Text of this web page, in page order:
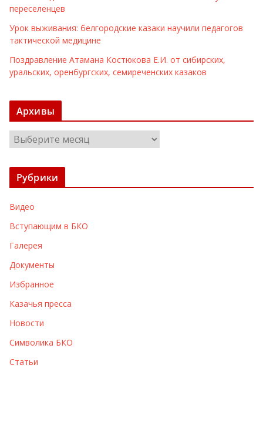
переселенцев
Урок выживания: белгородские казаки научили педагогов
тактической медицине
Поздравление Атамана Костюкова Е.И. от сибирских,
уральских, оренбургских, семиреченских казаков
Архивы
р
х
ы
Рубрики
Видео
Вступающим в БКО
Галерея
Документы
Избранное
Казачья пресса
Новости
Символика БКО
Статьи